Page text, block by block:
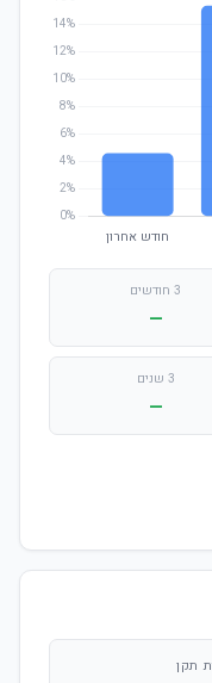
3 חודשים
—
3 שנים
—
תקן